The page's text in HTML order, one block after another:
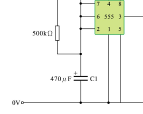
使用 Facebook 帳
使用 Google 帳號
緣會員有意願吉寶知識系統（本系
系統表示您同意會員合約：
一、定義條款
授權內容：係指吉寶系統有限公司（吉
衍生著作：係指就授權內容改作之創作。
二、會員規範